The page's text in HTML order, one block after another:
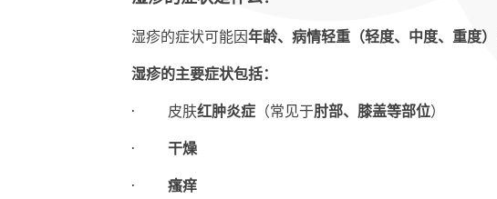
湿疹的症状可能因年龄、病情轻重（轻度、中度、重度）
湿疹的主要症状包括：
· 皮肤红肿炎症 （常见于肘部、膝盖等部位）
· 干燥
· 瘙痒